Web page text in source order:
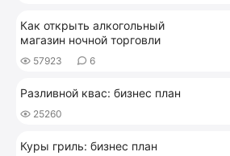
Как открыть алкогольный
магазин ночной торговли
57923 6
Разливной квас: бизнес план
25260
Куры гриль: бизнес план